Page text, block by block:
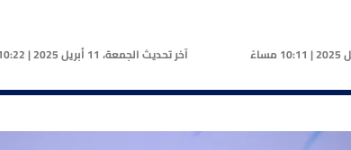
آخر تحديثالجمعة، 11 أبريل 2025 | 10:22 مساءً